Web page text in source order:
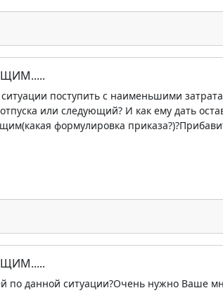
ситуации поступить с наименьшими
или следующий? И как ему дать
формулировка
по данной ситуации?Очень нужно Ваше